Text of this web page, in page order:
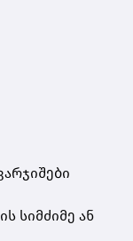
სიმძიმე ან